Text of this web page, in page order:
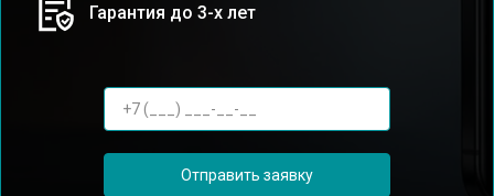
Гарантия до 3-х лет
Отправить заявку